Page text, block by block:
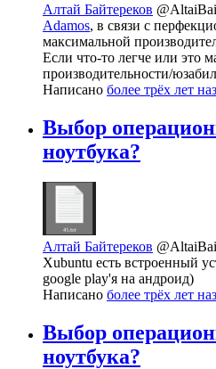
Алтай Байтереков
Adamos, в связи с
максимальной
Если что-то легче или это
производительности/
Написано более трёх лет
Выбор
ноутбука?
Алтай Байтереков
Xubuntu есть встроенный
google play'я на андроид)
Написано более трёх лет
Выбор
ноутбука?